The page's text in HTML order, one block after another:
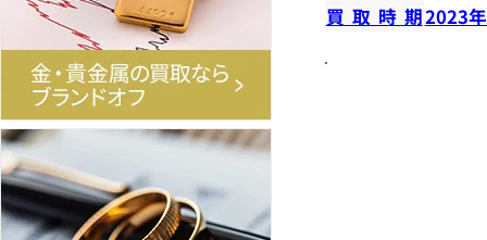
買取時期2023